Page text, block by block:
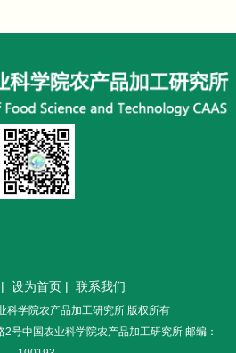
| 设为首页 | 联系我们
科学院农产品加工研究所 版权所有
号中国农业科学院农产品加工研究所 邮编：